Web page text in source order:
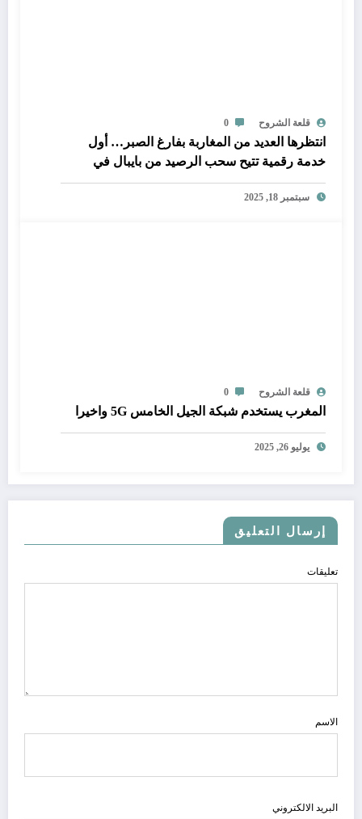
قلعة الشروح 0
انتظرها العديد من المغاربة بفارغ الصبر… أول
خدمة رقمية تتيح سحب الرصيد من بايبال في
المغرب
سبتمبر 18, 2025
قلعة الشروح 0
المغرب يستخدم شبكة الجيل الخامس 5G واخيرا
يوليو 26, 2025
إرسال التعليق
تعليقات
الاسم
البريد الالكتروني